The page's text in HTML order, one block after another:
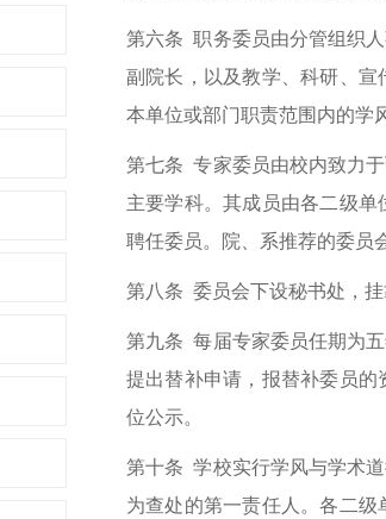
第六条 职务委员由分管组织
副院长，以及教学、科研、
本单位或部门职责范围内的学
第七条 专家委员由校内致力
主要学科。其成员由各二级
聘任委员。院、系推荐的委员
第八条 委员会下设秘书处，
第九条 每届专家委员任期为
提出替补申请，报替补委员
位公示。
第十条 学校实行学风与学术
为查处的第一责任人。各二